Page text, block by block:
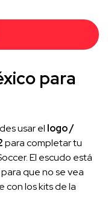
para
usar el logo /
para completar tu
El escudo está
que no se vea
con los kits de la